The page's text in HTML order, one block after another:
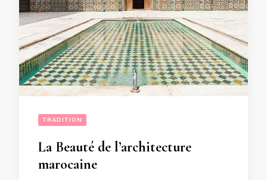
TRADITION
La Beauté de l’architecture
marocaine